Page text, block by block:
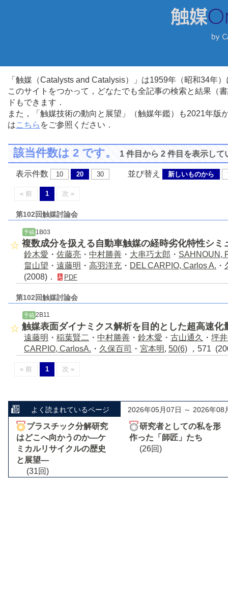
「触媒（Catalysts and Catalysis）」は1959年（昭和34年
このサイトをつかって，どなたでも全記事の検索と結果（
ドもできます．
また，「触媒技術の動向と展望」（触媒年鑑）も2021年
はこちら をご参照ください．
該当件数は 2 です。1 件目から 2 件目を表示して
表示件数 10 20 30 並び替え 新しいものから
« 前 1 次 »
第102回触媒討論会
予稿 1B03
複数成分を扱える自動車触媒の経時劣化特性シミ
鈴木愛 ・ 佐藤亮 ・ 中村勝善 ・ 大串巧太郎 ・ SAHNOUN,
畠山望 ・ 遠藤明 ・ 高羽洋充 ・ DEL CARPIO, Carlos A. ・
(2008)．
PDF
第102回触媒討論会
予稿 2B11
触媒表面ダイナミクス解析を目的とした超高速化
遠藤明 ・ 稲葉賢二 ・ 中村勝善 ・ 鈴木愛 ・ 古山通久 ・ 坪
CARPIO, CarlosA. ・ 久保百司 ・ 宮本明, 50(6) ，571
« 前 1 次 »
よく読まれているページ 2026年05月07日 ～ 2026年08
プラスチック分解研究
はどこへ向かうのか―ケ
ミカルリサイクルの歴史
と展望―
(31回)
研究者としての私を形
作った「師匠」たち
(26回)